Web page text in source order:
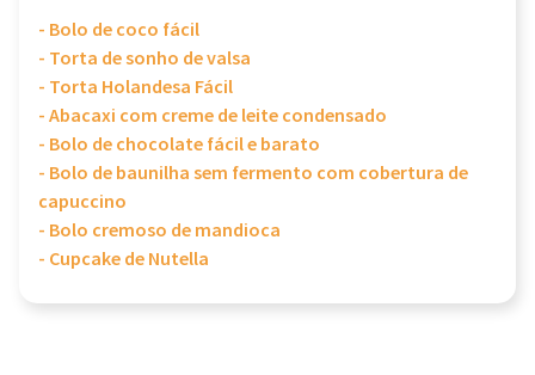
- Bolo de coco fácil
- Torta de sonho de valsa
- Torta Holandesa Fácil
- Abacaxi com creme de leite condensado
- Bolo de chocolate fácil e barato
- Bolo de baunilha sem fermento com cobertura de
capuccino
- Bolo cremoso de mandioca
- Cupcake de Nutella